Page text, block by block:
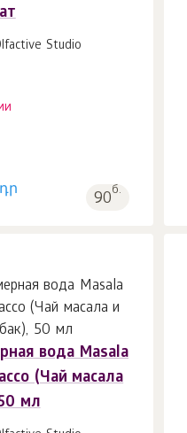
Studio
դր 90б.
вода Masala
(Чай масала
мл